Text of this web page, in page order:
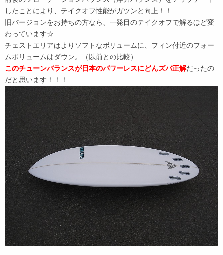
したことにより、テイクオフ性能がガツンと向上！！
旧バージョンをお持ちの方なら、一発目のテイクオフで解るほど変
わっています☆
チェストエリアはよりソフトなボリュームに、フィン付近のフォー
ムボリュームはダウン。（以前との比較）
このチューンバランスが日本のパワーレスにどんズバ正解だったの
だと思います！！！